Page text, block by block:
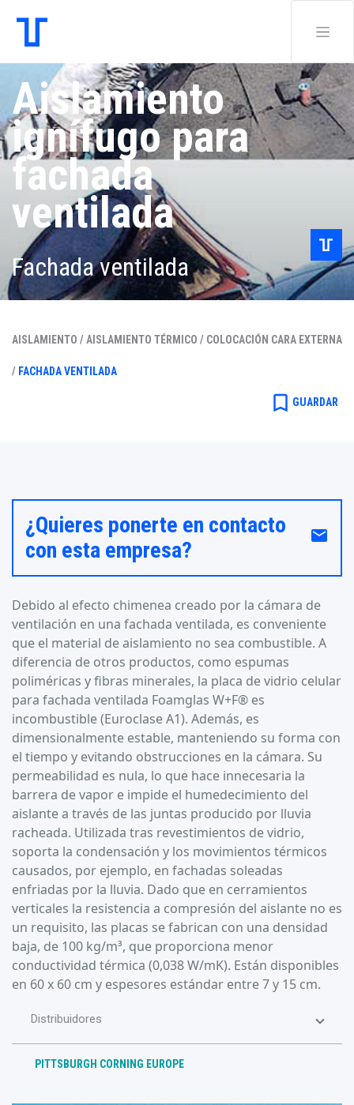
Aislamiento
ignífugo para
fachada
ventilada
Fachada ventilada
AISLAMIENTO / AISLAMIENTO TÉRMICO / COLOCACIÓN CARA EXTERNA
/ FACHADA VENTILADA
bookmark_border GUARDAR
¿Quieres ponerte en contacto
con esta empresa?
email
Debido al efecto chimenea creado por la cámara de
ventilación en una fachada ventilada, es conveniente
que el material de aislamiento no sea combustible. A
diferencia de otros productos, como espumas
poliméricas y fibras minerales, la placa de vidrio celular
para fachada ventilada Foamglas W+F® es
incombustible (Euroclase A1). Además, es
dimensionalmente estable, manteniendo su forma con
el tiempo y evitando obstrucciones en la cámara. Su
permeabilidad es nula, lo que hace innecesaria la
barrera de vapor e impide el humedecimiento del
aislante a través de las juntas producido por lluvia
racheada. Utilizada tras revestimientos de vidrio,
soporta la condensación y los movimientos térmicos
causados, por ejemplo, en fachadas soleadas
enfriadas por la lluvia. Dado que en cerramientos
verticales la resistencia a compresión del aislante no es
un requisito, las placas se fabrican con una densidad
baja, de 100 kg/m³, que proporciona menor
conductividad térmica (0,038 W/mK). Están disponibles
en 60 x 60 cm y espesores estándar entre 7 y 15 cm.
Distribuidores
PITTSBURGH CORNING EUROPE